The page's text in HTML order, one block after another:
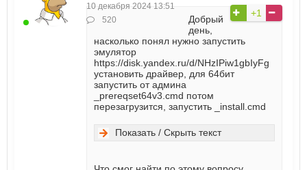
10 декабря 2024 13:51
520
+1
Добрый
день,
насколько понял нужно запустить
эмулятор
https://disk.yandex.ru/d/NHzIPiw1gbIyFg
установить драйвер, для 64бит
запустить от админа
_prereqset64v3.cmd потом
перезагрузится, запустить _install.cmd
Показать / Скрыть текст